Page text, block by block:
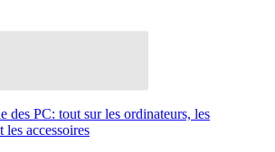
des PC: tout sur les ordinateurs, les
les accessoires